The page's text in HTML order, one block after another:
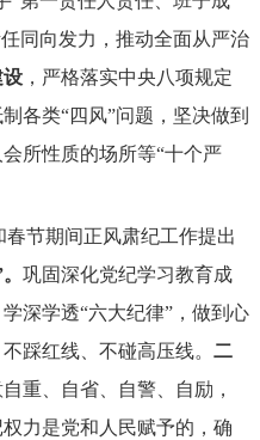
同向发力，推动全面从严治
设，严格落实中央八项规定
各类“四风”问题，坚决做到
所性质的场所等“十个严
节期间正风肃纪工作提出
巩固深化党纪学习教育成
深学透“六大纪律”，做到心
踩红线、不碰高压线。 二
重、自省、自警、自励，
力是党和人民赋予的，确